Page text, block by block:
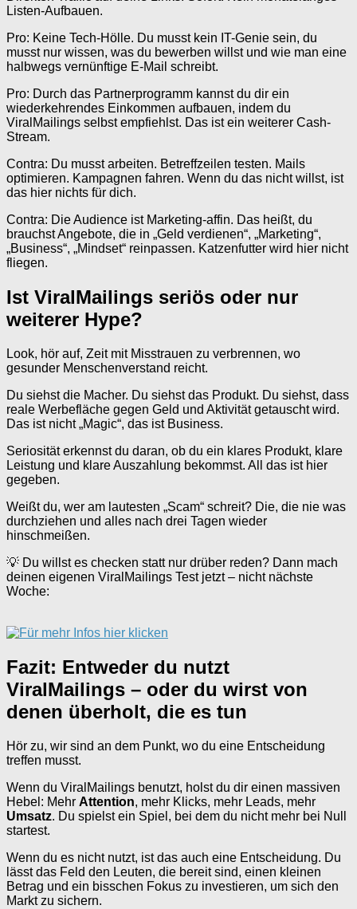
Listen-Aufbauen.
Pro: Keine Tech-Hölle. Du musst kein IT-Genie sein, du
musst nur wissen, was du bewerben willst und wie man eine
halbwegs vernünftige E-Mail schreibt.
Pro: Durch das Partnerprogramm kannst du dir ein
wiederkehrendes Einkommen aufbauen, indem du
ViralMailings selbst empfiehlst. Das ist ein weiterer Cash-
Stream.
Contra: Du musst arbeiten. Betreffzeilen testen. Mails
optimieren. Kampagnen fahren. Wenn du das nicht willst, ist
das hier nichts für dich.
Contra: Die Audience ist Marketing-affin. Das heißt, du
brauchst Angebote, die in „Geld verdienen“, „Marketing“,
„Business“, „Mindset“ reinpassen. Katzenfutter wird hier nicht
fliegen.
Ist ViralMailings seriös oder nur
weiterer Hype?
Look, hör auf, Zeit mit Misstrauen zu verbrennen, wo
gesunder Menschenverstand reicht.
Du siehst die Macher. Du siehst das Produkt. Du siehst, dass
reale Werbefläche gegen Geld und Aktivität getauscht wird.
Das ist nicht „Magic“, das ist Business.
Seriosität erkennst du daran, ob du ein klares Produkt, klare
Leistung und klare Auszahlung bekommst. All das ist hier
gegeben.
Weißt du, wer am lautesten „Scam“ schreit? Die, die nie was
durchziehen und alles nach drei Tagen wieder
hinschmeißen.
💡 Du willst es checken statt nur drüber reden? Dann mach
deinen eigenen ViralMailings Test jetzt – nicht nächste
Woche:
Fazit: Entweder du nutzt
ViralMailings – oder du wirst von
denen überholt, die es tun
Hör zu, wir sind an dem Punkt, wo du eine Entscheidung
treffen musst.
Wenn du ViralMailings benutzt, holst du dir einen massiven
Hebel: Mehr Attention, mehr Klicks, mehr Leads, mehr
Umsatz. Du spielst ein Spiel, bei dem du nicht mehr bei Null
startest.
Wenn du es nicht nutzt, ist das auch eine Entscheidung. Du
lässt das Feld den Leuten, die bereit sind, einen kleinen
Betrag und ein bisschen Fokus zu investieren, um sich den
Markt zu sichern.